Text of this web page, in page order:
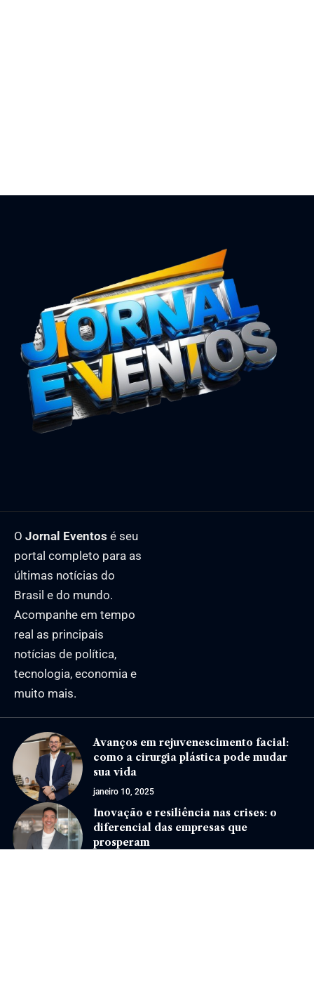
O Jornal Eventos é seu
portal completo para as
últimas notícias do
Brasil e do mundo.
Acompanhe em tempo
real as principais
notícias de política,
tecnologia, economia e
muito mais.
Avanços em rejuvenescimento facial:
como a cirurgia plástica pode mudar
sua vida
janeiro 10, 2025
Inovação e resiliência nas crises: o
diferencial das empresas que
prosperam